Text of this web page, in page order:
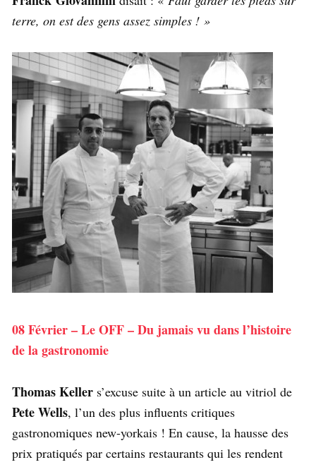
terre, on est des gens assez simples ! »
08 Février – Le OFF – Du jamais vu dans l’histoire
de la gastronomie
Thomas Keller s’excuse suite à un article au vitriol de
Pete Wells, l’un des plus influents critiques
gastronomiques new-yorkais ! En cause, la hausse des
prix pratiqués par certains restaurants qui les rendent